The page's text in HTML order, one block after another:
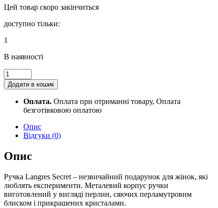
Цей товар скоро закінчиться
доступно тільки:
1
В наявності
Ручка
кул
син
"Secret"
LS.401021-
кристалами
в
подар.футл.
Додати в кошик
Оплата. Оплата при отриманні товару, Оплата
безготівковою оплатою
Опис
Відгуки (0)
Опис
Ручка Langres Secret – незвичайний подарунок для жінок, які
люблять експерименти. Металевий корпус ручки
виготовлений у вигляді перлин, сяючих перламутровим
блиском і прикрашених кристалами.